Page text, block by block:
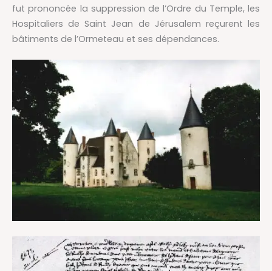
fut prononcée la suppression de l’Ordre du Temple, les
Hospitaliers de Saint Jean de Jérusalem reçurent les
bâtiments de l’Ormeteau et ses dépendances.